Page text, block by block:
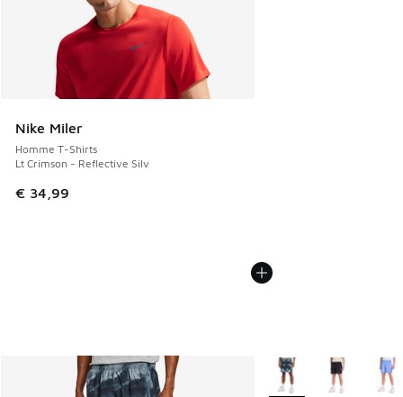
Nike Miler
Homme T-Shirts
Lt Crimson - Reflective Silv
€ 34,99
Plus de couleurs